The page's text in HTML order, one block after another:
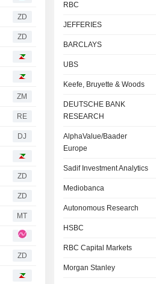
ZD
ZD
ZM
RE
DJ
ZD
ZD
MT
ZD
RBC
JEFFERIES
BARCLAYS
UBS
Keefe, Bruyette & Woods
DEUTSCHE BANK
RESEARCH
AlphaValue/Baader
Europe
Sadif Investment Analytics
Mediobanca
Autonomous Research
HSBC
RBC Capital Markets
Morgan Stanley